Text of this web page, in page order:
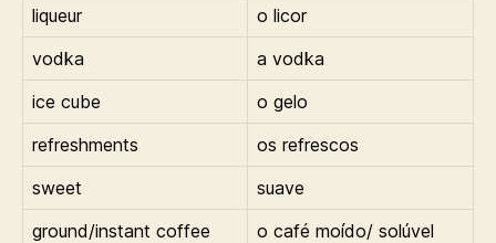
liqueur
o licor
vodka
a vodka
ice cube
o gelo
refreshments
os refrescos
sweet
suave
ground/instant coffee
o café moído/ solúvel